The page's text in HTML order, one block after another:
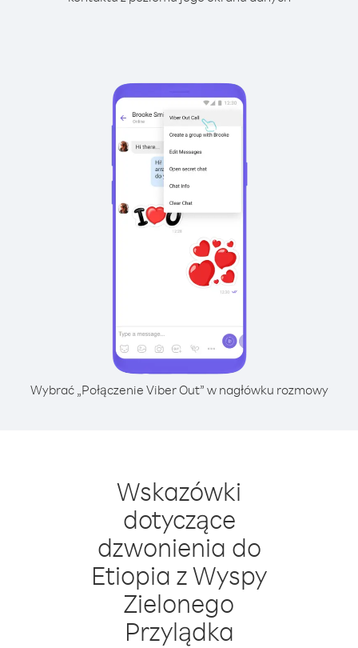
Wybrać „Połączenie Viber Out” w nagłówku rozmowy
Wskazówki
dotyczące
dzwonienia do
Etiopia z Wyspy
Zielonego
Przylądka